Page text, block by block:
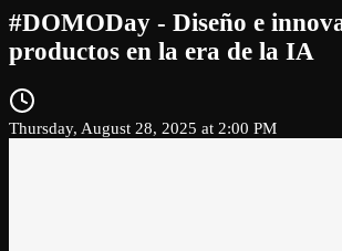
#DOMODay - Diseño e
productos en la era de la IA
Thursday, August 28, 2025 at 2:00 PM